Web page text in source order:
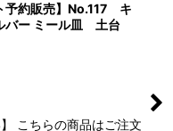
予約販売】No.117 キ
バー ミール皿 土台
こちらの商品はご注文